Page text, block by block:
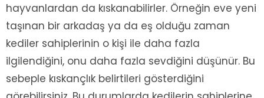
hayvanlardan da kıskanabilirler. Örneğin eve yeni
taşınan bir arkadaş ya da eş olduğu zaman
kediler sahiplerinin o kişi ile daha fazla
ilgilendiğini, onu daha fazla sevdiğini düşünür. Bu
sebeple kıskançlık belirtileri gösterdiğini